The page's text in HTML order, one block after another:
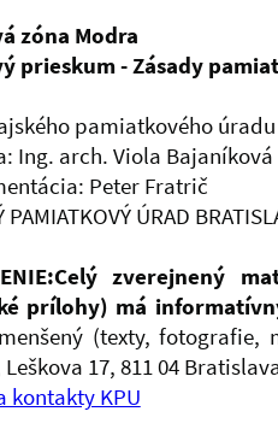
zóna Modra
prieskum - Zásady
pamiatkového
Ing. arch. Viola Bajaníková
Peter Fratrič
PAMIATKOVÝ ÚRAD
Celý zverejnený
prílohy) má
(texty,
17, 811 04
kontakty KPU